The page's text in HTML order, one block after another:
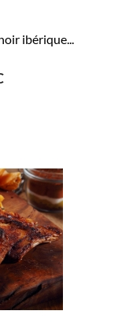
ibérique...